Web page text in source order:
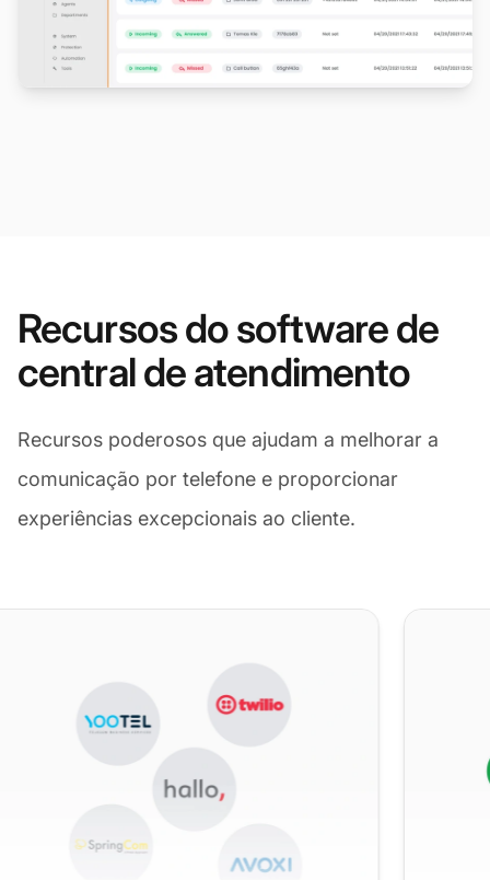
Recursos do software de
central de atendimento
Recursos poderosos que ajudam a melhorar a
comunicação por telefone e proporcionar
experiências excepcionais ao cliente.